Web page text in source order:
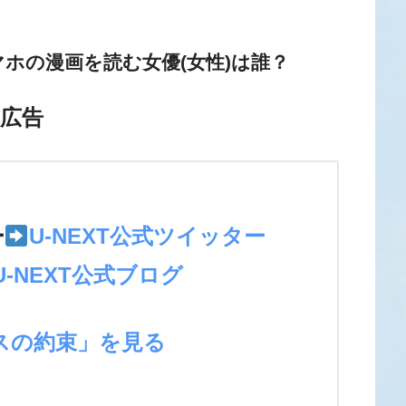
の漫画を読む女優(女性)は誰？
広告
U-NEXT公式ツイッター
NEXT公式ブログ
約束」を見る